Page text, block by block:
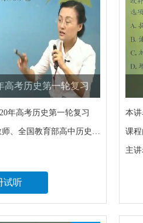
高考历史第一轮复习
年高考历史第一轮复习
全国著名历史高级教师、全国教育部高中历史新课标及中学教材审定专家委员会成员，帮你逐项突破高考历史各大热点难点，从新题赏析、热点问题串讲等角度切入、贯穿中外古今政治、经济、思想文化各领域，带领你由点及面掌握历史知识，诠释高考的命题规律，把握应试技巧。让你高效完成第一轮复习，为第二轮复习打下扎实的基础。
试听
本
课
主